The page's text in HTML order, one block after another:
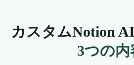
カスタムNotion
3つの内